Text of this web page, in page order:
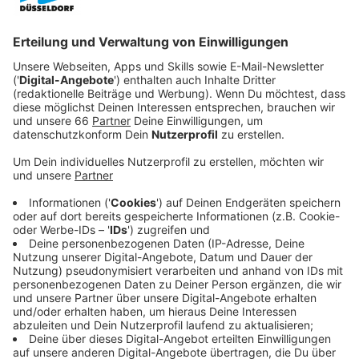
großen Eröffnung.
Veröffentlicht: Donnerstag, 04.11.2021 04:46
Anzeige
Bei einem Rundgang konnten wir uns einen Eindruck
verschaffen und uns auch die neuen Kulturräume am
Konrad-Adenauer-Platz ansehen. Das FFT Theater hat
Quadratmeter zur Verfügung. Neue Technik und
flexible Bühnen sparen nicht nur Energie, sie bieten
auch mehr Möglichkeiten, sagt Kathrin Tiedemann vom
FFT.
Anzeige